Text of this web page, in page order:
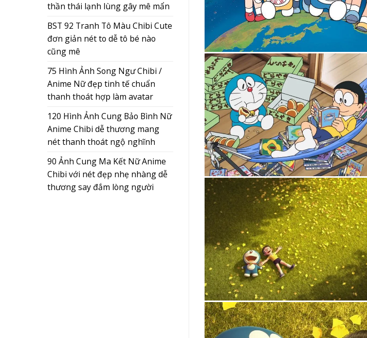
thần thái lạnh lùng gây mê mẩn
BST 92 Tranh Tô Màu Chibi Cute
đơn giản nét to dễ tô bé nào
cũng mê
75 Hình Ảnh Song Ngư Chibi /
Anime Nữ đẹp tinh tế chuẩn
thanh thoát hợp làm avatar
120 Hình Ảnh Cung Bảo Bình Nữ
Anime Chibi dễ thương mang
nét thanh thoát ngộ nghĩnh
90 Ảnh Cung Ma Kết Nữ Anime
Chibi với nét đẹp nhẹ nhàng dễ
thương say đắm lòng người